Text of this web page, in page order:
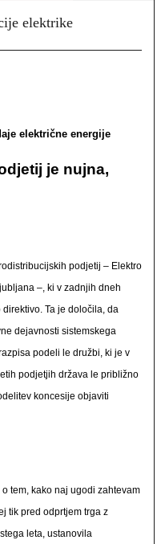
elektrike
električne energije
je nujna,
podjetij – Elektro
–, ki v zadnjih dneh
Ta je določila, da
dejavnosti sistemskega
podeli le družbi, ki je v
podjetjih država le približno
koncesije objaviti
tem, kako naj ugodi zahtevam
tik pred odprtjem trga z
leta, ustanovila